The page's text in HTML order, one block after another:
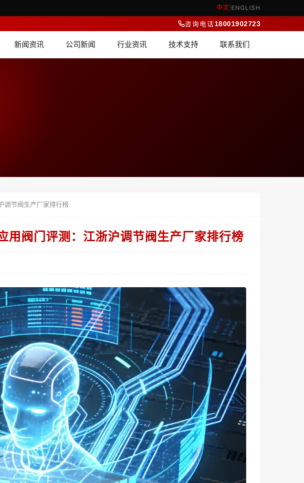
中文 ENGLISH
咨询电话18001902723
新闻资讯 公司新闻 行业资讯 技术支持 联系我们
调节阀生产厂家排行榜
阀门评测：江浙沪调节阀生产厂家排行榜